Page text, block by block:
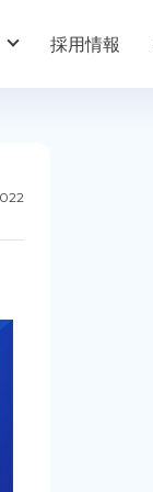
採用情報